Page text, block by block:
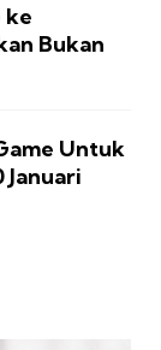
ke
Bukan
Untuk
Januari